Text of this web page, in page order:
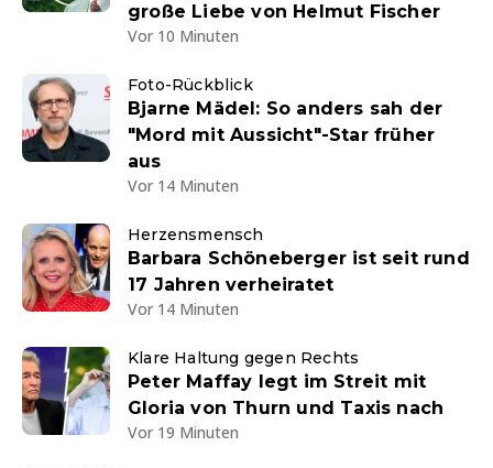
große Liebe von Helmut Fischer
Vor 10 Minuten
Foto-Rückblick
Bjarne Mädel: So anders sah der
"Mord mit Aussicht"-Star früher
aus
Vor 14 Minuten
Herzensmensch
Barbara Schöneberger ist seit rund
17 Jahren verheiratet
Vor 14 Minuten
Klare Haltung gegen Rechts
Peter Maffay legt im Streit mit
Gloria von Thurn und Taxis nach
Vor 19 Minuten